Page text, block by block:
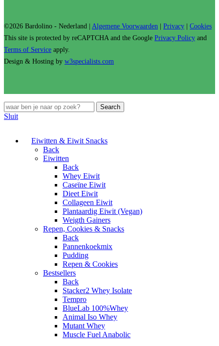
©2026 Bardolino - Nederland | Algemene Voorwaarden | Privacy | Cookies
This site is protected by reCAPTCHA and the Google Privacy Policy and
Terms of Service apply.
Design & Hosting by w3specialists.com
Search
Sluit
Eiwitten & Eiwit Snacks
Back
Eiwitten
Back
Whey Eiwit
Caseïne Eiwit
Dieet Eiwit
Collageen Eiwit
Plantaardig Eiwit (Vegan)
Weigth Gainers
Repen, Cookies & Snacks
Back
Pannenkoekmix
Pudding
Repen & Cookies
Bestsellers
Back
Stacker2 Whey Isolate
Tempro
BlueLab 100%Whey
Animal Iso Whey
Mutant Whey
Muscle Fuel Anabolic